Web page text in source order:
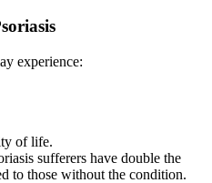
experience:
of life.
sufferers have double the
to those without the condition.